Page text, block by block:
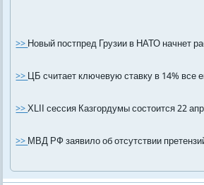
>>Новый постпред Грузии в НАТО начнет
>>ЦБ считает ключевую ставку в 14% все
>>XLII сессия Казгордумы состоится 22
>>МВД РФ заявило об отсутствии